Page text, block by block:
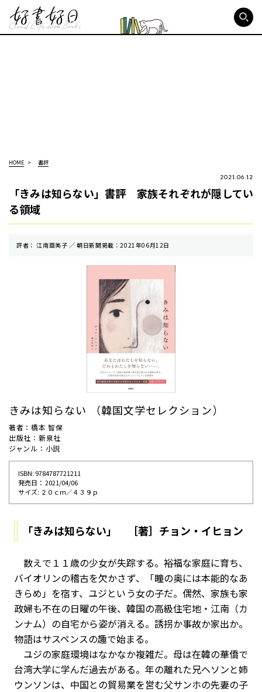
HOME 書評
2021.06.12
「きみは知らない」書評 家族それぞれが隠してい
る領域
評者： 江南亜美子 ／ 朝⽇新聞掲載：2021年06月12日
きみは知らない （韓国文学セレクション）
著者：橋本 智保
出版社：新泉社
ジャンル：小説
ISBN: 9784787721211
発売⽇： 2021/04/06
サイズ: ２０ｃｍ／４３９ｐ
「きみは知らない」 ［著］チョン・イヒョン
数えで１１歳の少女が失踪する。裕福な家庭に育ち、
バイオリンの稽古を欠かさず、「瞳の奥には本能的なあ
きらめ」を宿す、ユジという女の子だ。偶然、家族も家
政婦も不在の日曜の午後、韓国の高級住宅地・江南（カ
ンナム）の自宅から姿が消える。誘拐か事故か家出か。
物語はサスペンスの趣で始まる。
ユジの家庭環境はなかなか複雑だ。母は在韓の華僑で
台湾大学に学んだ過去がある。年の離れた兄ヘソンと姉
ウンソンは、中国との貿易業を営む父サンホの先妻の子